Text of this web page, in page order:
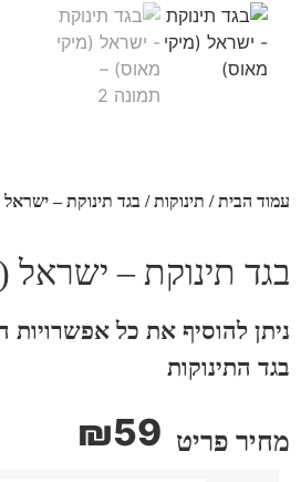
הבית/תינוקות/ בגד תינוקת – ישראל
תינוקת – ישראל
להוסיף את כל אפשרויות
התינוקות
פריט ₪59